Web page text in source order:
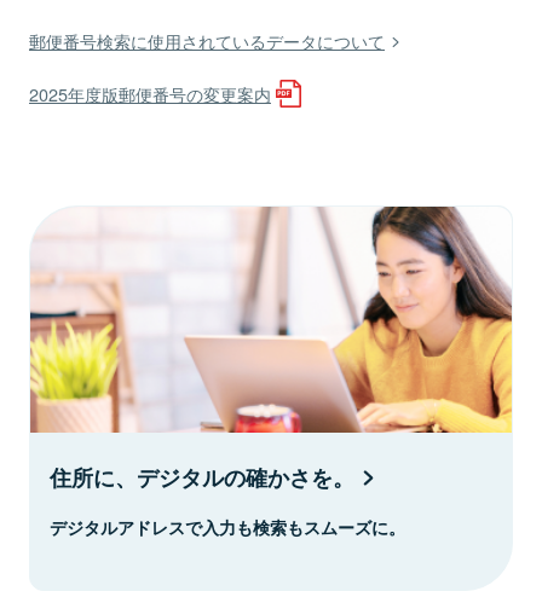
郵便番号検索に使用されているデータについて
2025年度版郵便番号の変更案内
住所に、デジタルの確かさを。
デジタルアドレスで入力も検索もスムーズに。